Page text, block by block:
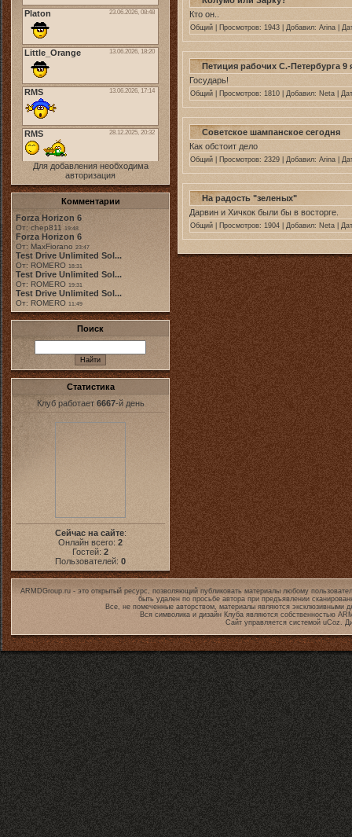
Для добавления необходима
авторизация
Комментарии
Forza Horizon 6
От: chep811 19:48
Forza Horizon 6
От: MaxFiorano 23:47
Test Drive Unlimited Sol...
От: ROMERO 18:31
Test Drive Unlimited Sol...
От: ROMERO 19:31
Test Drive Unlimited Sol...
От: ROMERO 11:49
Поиск
Статистика
Клуб работает 6667-й день
Сейчас на сайте:
Онлайн всего: 2
Гостей: 2
Пользователей: 0
Кто он..
Общий | Просмотров: 1943 | Добавил: Arina |
Петиция рабочих С.-Петербурга 9
Государь!
Общий | Просмотров: 1810 | Добавил: Neta |
Советское шампанское сегодня
Как обстоит дело
Общий | Просмотров: 2329 | Добавил: Arina |
На радость "зеленых"
Дарвин и Хичкок были бы в восторге.
Общий | Просмотров: 1904 | Добавил: Neta |
ARMDGroup.ru - это открытый ресурс, позволяющий публиковать материалы любому
быть удален по просьбе автора при предъявлении
Все, не помеченные авторством, материалы являются эксклюзивными
Вся символика и дизайн Клуба являются собственностью
Сайт управляется системой uCoz.